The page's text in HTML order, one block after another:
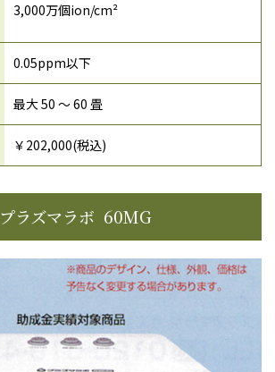
3,000万個ion/cm²
0.05ppm以下
最大 50 〜 60 畳
￥202,000(税込)
プラズマラボ 60MG